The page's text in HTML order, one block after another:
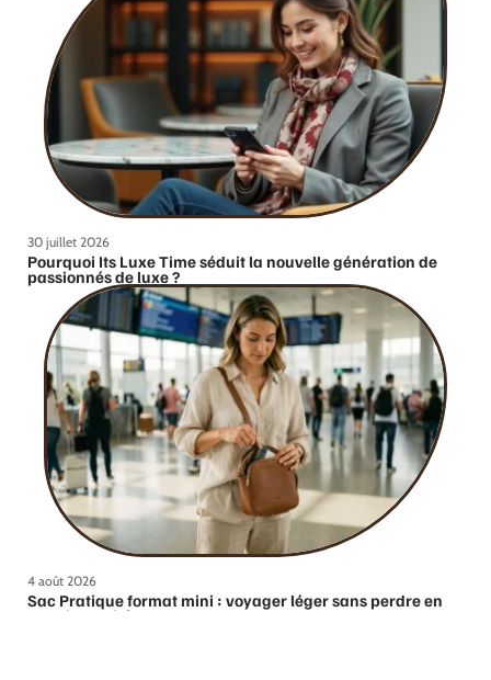
30 juillet 2026
Pourquoi Its Luxe Time séduit la nouvelle génération de
passionnés de luxe ?
4 août 2026
Sac Pratique format mini : voyager léger sans perdre en
fonctionnalité